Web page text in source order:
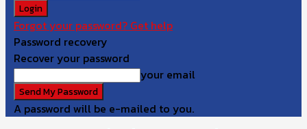
Forgot your password? Get help
Password recovery
Recover your password
your email
A password will be e-mailed to you.